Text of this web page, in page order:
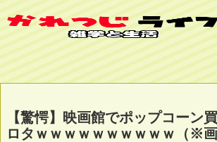
【驚愕】映画館でポップコーン
ロタｗｗｗｗｗｗｗｗｗｗ（※画